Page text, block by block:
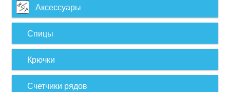
Аксессуары
Спицы
Крючки
Счетчики рядов